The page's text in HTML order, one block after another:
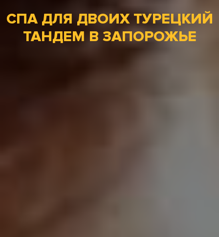
СПА ДЛЯ ДВОИХ ТУРЕЦКИЙ
ТАНДЕМ В ЗАПОРОЖЬЕ